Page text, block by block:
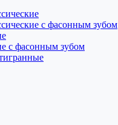
с фасонным зубом
с фасонным зубом